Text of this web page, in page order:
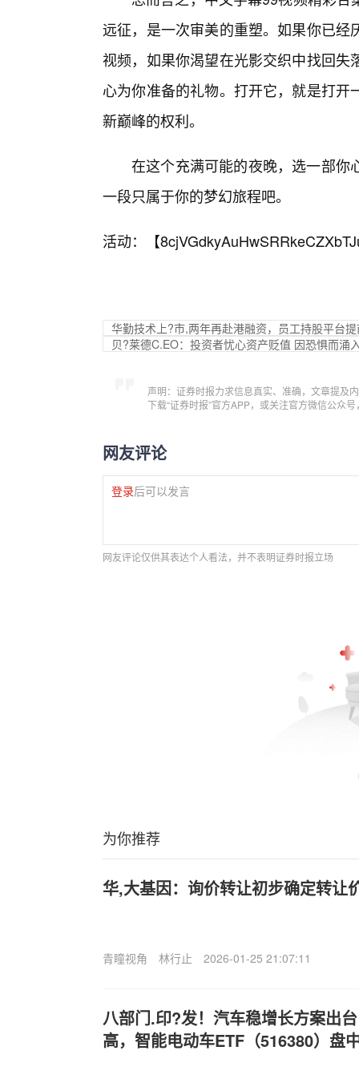
远征，是一次审美的重塑。如果你已
视频，如果你渴望在光影交织中找回
心为你准备的礼物。打开它，就是打
新巅峰的权利。
在这个充满可能的夜晚，选一部你
一段只属于你的梦幻旅程吧。
活动：【
华勤技术上?市,两年再赴港融资，员工持股平台
贝?莱德C.EO：投资者忧心资产贬值 因恐惧而涌
声明：证券时报力求信息真实、准确，文章提及
下载“证券时报”官方APP，或关注官方微信公众
网友评论
登录后可以发言
网友评论仅供其表达个人看法，并不表明证券时报立场
为你推荐
华,大基因：询价转让初步确定转让
青瞳视角 林行止 2026-01-25 21:07:11
八部门.印?发！汽车稳增长方案出
高，智能电动车ETF（516380）盘